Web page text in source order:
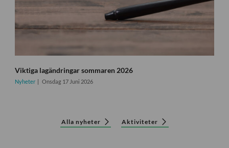
Viktiga lagändringar sommaren 2026
Nyheter Onsdag 17 Juni 2026
Alla nyheter Aktiviteter